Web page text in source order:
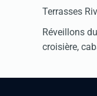
Terrasses
Réveillons
croisière,